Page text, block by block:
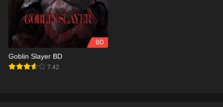
BD
Goblin Slayer BD
7.42